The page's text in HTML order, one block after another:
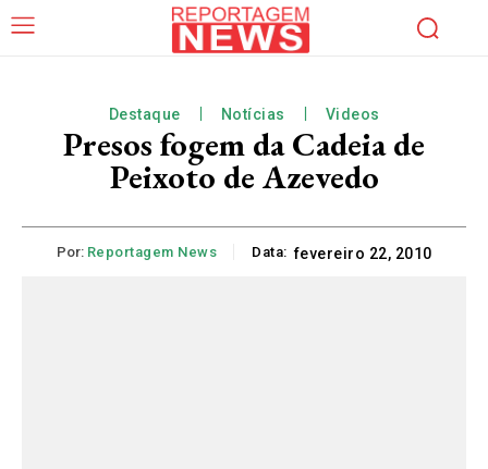
Destaque Notícias Videos
Presos fogem da Cadeia de
Peixoto de Azevedo
Por: Reportagem News Data: fevereiro 22, 2010